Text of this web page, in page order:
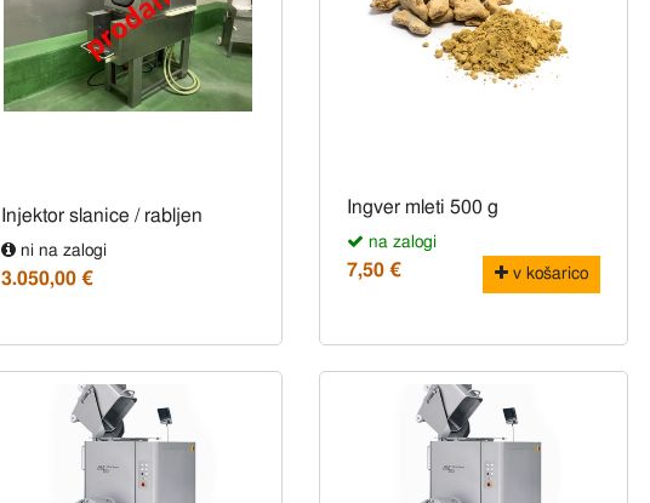
Injektor slanice / rabljen
ni na zalogi
3.050,00 €
Ingver mleti 500 g
na zalogi
7,50 € v košarico